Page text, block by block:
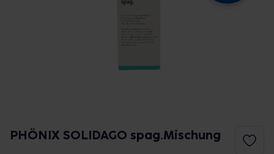
PHÖNIX SOLIDAGO spag.Mischung